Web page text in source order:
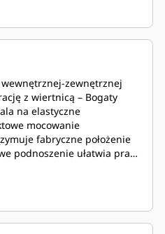
poziomem morza – Długi
podczas
– Najważniejsze
z myślą o regeneracji i
remontu
zewnętrznej
z wiertnicą – Bogaty
na elastyczne
mocowanie
fabryczne położenie
podnoszenie ułatwia prace